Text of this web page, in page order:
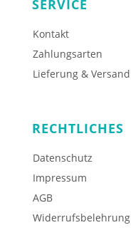
SERVICE
Kontakt
Zahlungsarten
Lieferung & Versand
RECHTLICHES
Datenschutz
Impressum
AGB
Widerrufsbelehrung